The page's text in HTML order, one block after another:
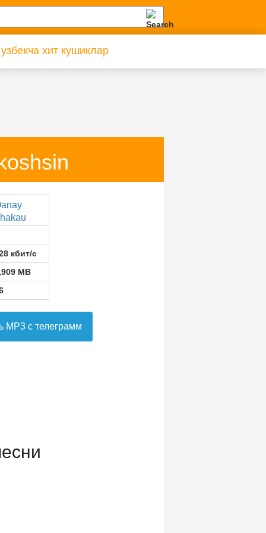
хит кушиклар
кбит/с
MB
MP3 с телеграмм